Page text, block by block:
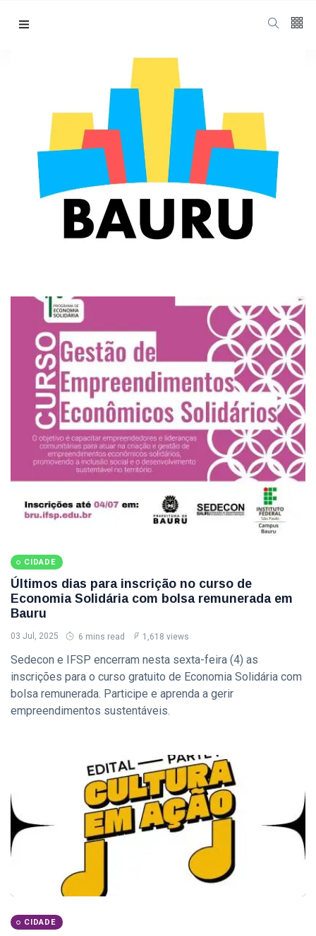
Isabella Souza
ABOUT AUTHOR
Redatora profissional
CIDADE
Últimos dias para inscrição no curso de
Economia Solidária com bolsa remunerada em
Bauru
03 Jul, 2025 6 mins read 1,618 views
Sedecon e IFSP encerram nesta sexta-feira (4) as
inscrições para o curso gratuito de Economia Solidária com
bolsa remunerada. Participe e aprenda a gerir
empreendimentos sustentáveis.
CIDADE